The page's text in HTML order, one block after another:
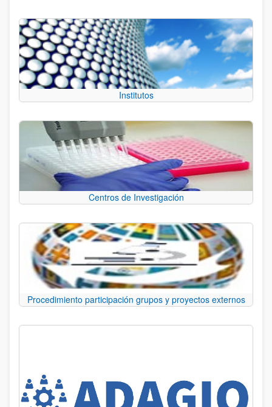
Institutos
Centros de Investigación
Procedimiento participación grupos y proyectos externos